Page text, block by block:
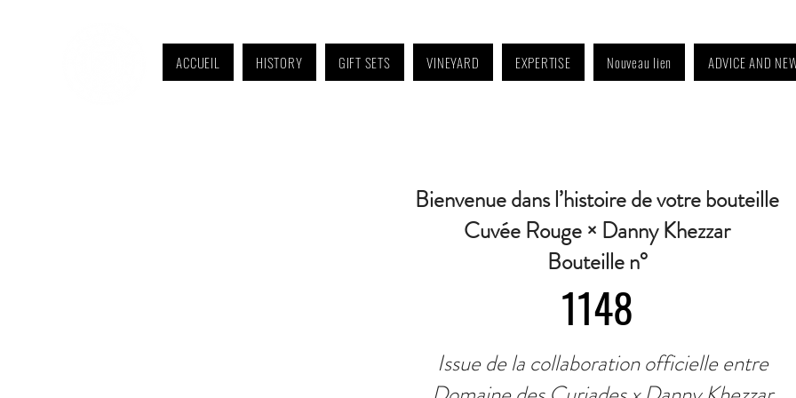
ACCUEIL HISTORY GIFT SETS VINEYARD EXPERTISE Nouveau lien ADVICE AND
Bienvenue dans l’histoire de votre bouteille
Cuvée Rouge × Danny Khezzar
Bouteille n°
1148
Issue de la collaboration officielle entre